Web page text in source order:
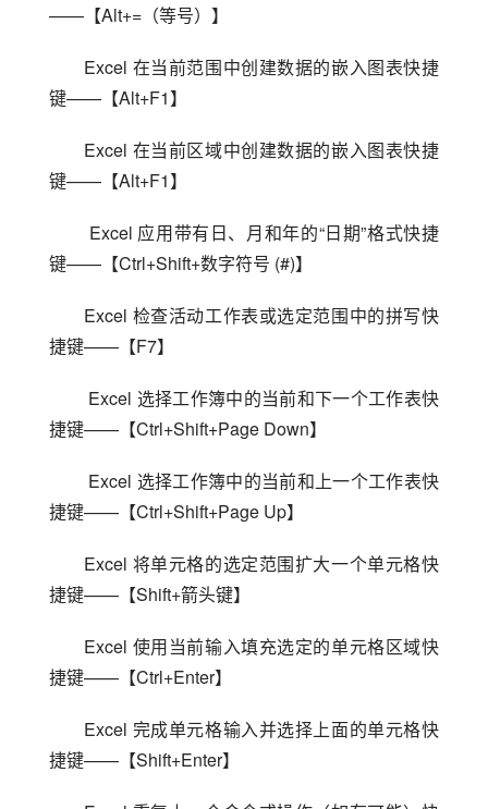
——【Alt+=（等号）】
Excel 在当前范围中创建数据的嵌入图表快捷
键——【Alt+F1】
Excel 在当前区域中创建数据的嵌入图表快捷
键——【Alt+F1】
键——【Ctrl+Shift+数字符号 (#)】
Excel 检查活动工作表或选定范围中的拼写快
捷键——【F7】
捷键——【Ctrl+Shift+Page Down】
捷键——【Ctrl+Shift+Page Up】
Excel 将单元格的选定范围扩大一个单元格快
捷键——【Shift+箭头键】
Excel 使用当前输入填充选定的单元格区域快
捷键——【Ctrl+Enter】
Excel 完成单元格输入并选择上面的单元格快
捷键——【Shift+Enter】